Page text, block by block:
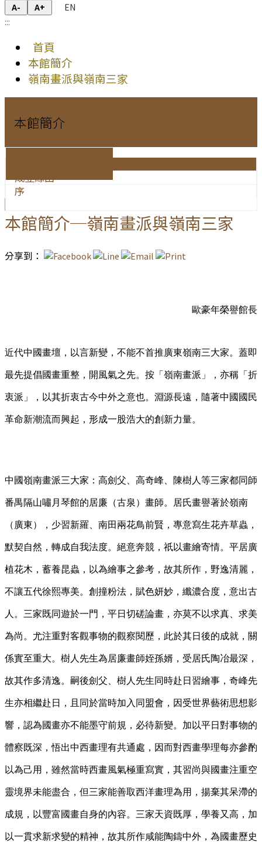
A- A+
EN
:::
首頁
本館簡介
嶺南畫派與嶺南三家
本館簡介
成立緣由
序
本館簡介─嶺南畫派與嶺南三家
分享到：
歐豪年榮譽館長
近代中國畫壇，以言新變，不能不首推廣東嶺南三大家。蓋即
最先提倡國畫重整，開風氣之先。按「嶺南畫派」，亦稱「折
衷派」，以其折衷古今中外之意也。淵源長遠，隨著中國國民
革命新潮流而興起，形成一股浩大的創新力量。
中國嶺南畫派三大家：高劍父、高奇峰、陳樹人等三家都同師
番禺隔山嘯月琴館的居廉（古泉）畫師。居氏畫譽著於嶺南
（廣東），少習新羅、南田兩花鳥前賢，專意寫生花卉草蟲，
默契自然，轉成自我法度。絕意奔競，祇以畫繪寄情。平居廣
植花木，蓄養昆蟲，以為繪事之參考，故其所作，野逸清麗，
不讓五代徐熙專美。創撞粉法，賦色妍妙，纖濃合度，意出古
人。三家既同遊於一門，平日切磋論畫，亦莫不以求真、求美
為尚。尤注重對客觀事物的觀察閱歷，此於其日後的成就，關
係實至重大。樹人先生為居廉畫師姪孫婿，受居氏陶冶最深，
故其作多清逸。嗣後劍父、樹人先生同時赴日習繪事，奇峰先
生亦相繼赴日，且同於當時加入同盟會，因受世界藝術思想影
響，認為國畫亦不能墨守前規，必待新變。加以平日對事物的
體察既深，悟出中西畫理有共通處，因而對西畫學理每亦參酌
以為己用，雖然當時西畫風氣極重寫實，其習尚與國畫注重空
靈境界未能盡合，但三家能善取西洋畫理為用，揚棄其呆滯的
成規，以豐富國畫自身的內容。三家天資既厚，學養又高，加
以一貫求新求變的精神，故其所作咸能陶鑄中外，為國畫歷史